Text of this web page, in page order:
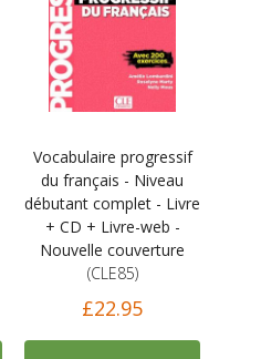
Vocabulaire progressif
du français - Niveau
débutant complet - Livre
+ CD + Livre-web -
Nouvelle couverture
(CLE85)
£22.95